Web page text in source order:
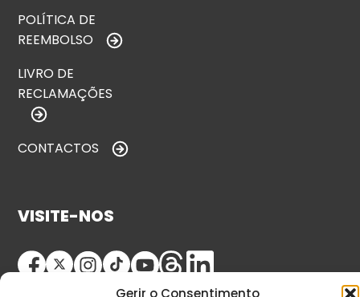
Gerir o Consentimento
POLÍTICA DE
REEMBOLSO
LIVRO DE
RECLAMAÇÕES
CONTACTOS
VISITE-NOS